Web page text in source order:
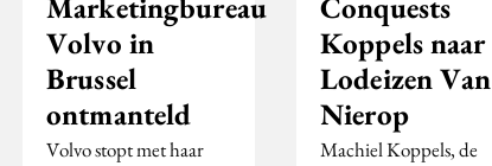
Volvo in
Brussel
ontmanteld
Volvo stopt met haar
Koppels naar
Lodeizen Van
Nierop
Machiel Koppels, de